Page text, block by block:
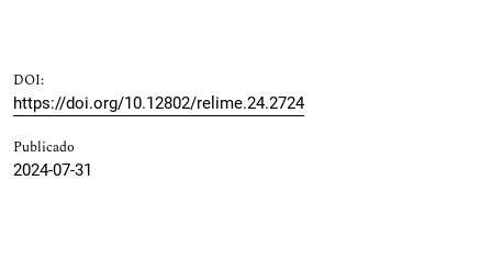
DOI:
https://doi.org/10.12802/relime.24.2724
Publicado
2024-07-31